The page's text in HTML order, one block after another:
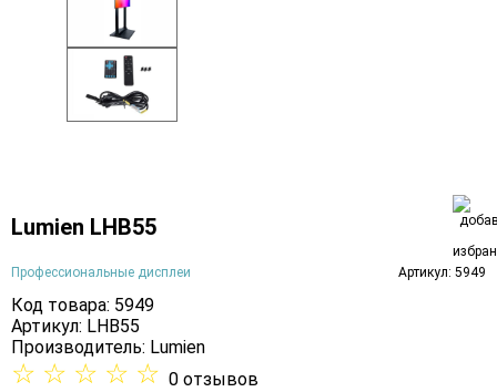
Lumien LHB55
Профессиональные дисплеи Артикул: 5949
Код товара: 5949
Артикул: LHB55
Производитель: Lumien
☆ ☆ ☆ ☆ ☆ 0 отзывов